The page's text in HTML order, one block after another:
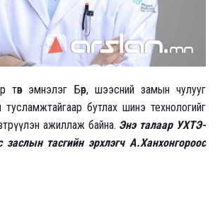
төв эмнэлэг Бөөр, шээсний замын чулууг
бутлах шинэ технологийг
ажиллаж байна. Энэ талаар УХТЭ-
тасгийн эрхлэгч А.Ханхонгороос